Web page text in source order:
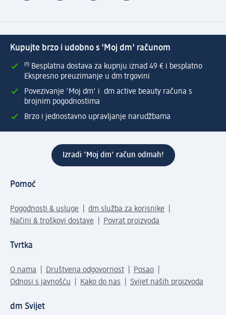
Kupujte brzo i udobno s 'Moj dm' računom
⁽¹⁾ Besplatna dostava za kupnju iznad 49 € i besplatno
Ekspresno preuzimanje u dm trgovini
Povezivanje 'Moj dm' i dm active beauty računa s
brojnim pogodnostima
Brzo i jednostavno upravljanje narudžbama
Izradi 'Moj dm' račun odmah!
Pomoć
Pogodnosti & usluge
dm služba za korisnike
Načini & troškovi dostave
Povrat proizvoda
Tvrtka
O nama Društvena odgovornost
Posao
Odnosi s javnošću
Kako do nas Svijet naših proizvoda
dm Svijet